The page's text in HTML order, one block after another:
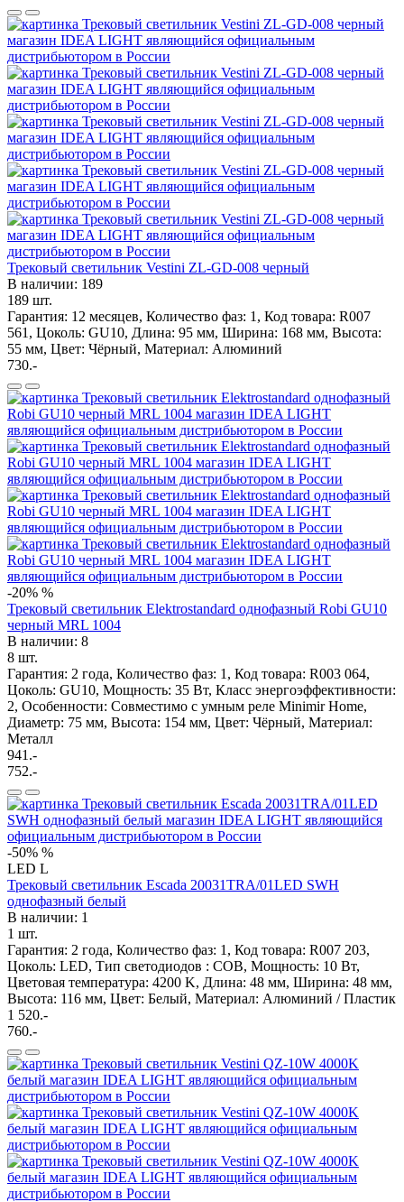
Трековый светильник Vestini ZL-GD-008 черный
В наличии: 189
189 шт.
Гарантия: 12 месяцев, Количество фаз: 1, Код товара: R007
561, Цоколь: GU10, Длина: 95 мм, Ширина: 168 мм, Высота:
55 мм, Цвет: Чёрный, Материал: Алюминий
730.-
-20% %
Трековый светильник Elektrostandard однофазный Robi GU10
черный MRL 1004
В наличии: 8
8 шт.
Гарантия: 2 года, Количество фаз: 1, Код товара: R003 064,
Цоколь: GU10, Мощность: 35 Вт, Класс энергоэффективности:
2, Особенности: Cовместимо с умным реле Minimir Home,
Диаметр: 75 мм, Высота: 154 мм, Цвет: Чёрный, Материал:
Металл
941.-
752.-
-50% %
LED L
Трековый светильник Escada 20031TRA/01LED SWH
однофазный белый
В наличии: 1
1 шт.
Гарантия: 2 года, Количество фаз: 1, Код товара: R007 203,
Цоколь: LED, Тип светодиодов : COB, Мощность: 10 Вт,
Цветовая температура: 4200 K, Длина: 48 мм, Ширина: 48 мм,
Высота: 116 мм, Цвет: Белый, Материал: Алюминий / Пластик
1 520.-
760.-